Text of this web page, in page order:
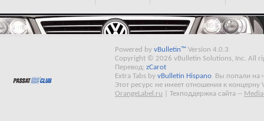
Powered by vBulletin™ Version 4.0.3
Copyright © 2026 vBulletin Solutions, Inc. All
Перевод: zCarot
Extra Tabs by vBulletin Hispano
Вы попали на
Этот ресурс не имеет отношения к концерну
OrangeLabel.ru
Техподдержка сайта --